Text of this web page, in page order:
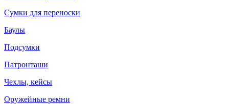
Сумки для переноски
Баулы
Подсумки
Патронташи
Чехлы, кейсы
Оружейные ремни